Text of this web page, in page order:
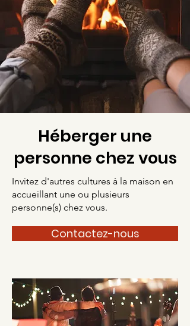
Héberger une
personne chez vous
Invitez d'autres cultures à la maison en
accueillant une ou plusieurs
personne(s) chez vous.
Contactez-nous